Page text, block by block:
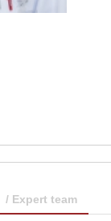
/ Expert team